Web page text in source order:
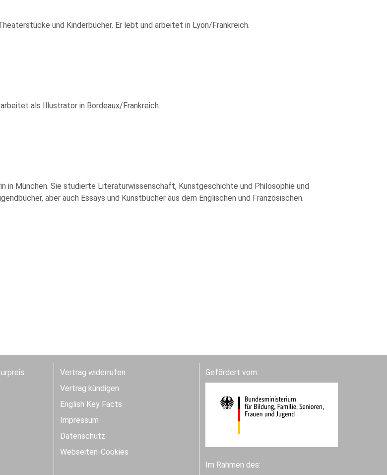
und Kinderbücher. Er lebt und arbeitet in Lyon/Frankreich.
als Illustrator in Bordeaux/Frankreich.
in München. Sie studierte Literaturwissenschaft, Kunstgeschichte und Philosophie und
aber auch Essays und Kunstbücher aus dem Englischen und Französischen.
Vertrag widerrufen
Vertrag kündigen
English Key Facts
Impressum
Datenschutz
Webseiten-Cookies
Gefördert vom:
Im Rahmen des: